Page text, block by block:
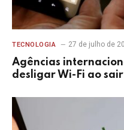
TECNOLOGIA 27 de julho de
Agências
desligar Wi-Fi ao